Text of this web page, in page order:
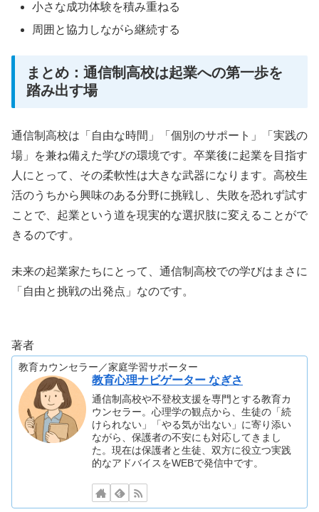
小さな成功体験を積み重ねる
周囲と協力しながら継続する
まとめ：通信制高校は起業への第一歩を
踏み出す場
通信制高校は「自由な時間」「個別のサポート」「実践の
場」を兼ね備えた学びの環境です。卒業後に起業を目指す
人にとって、その柔軟性は大きな武器になります。高校生
活のうちから興味のある分野に挑戦し、失敗を恐れず試す
ことで、起業という道を現実的な選択肢に変えることがで
きるのです。
未来の起業家たちにとって、通信制高校での学びはまさに
「自由と挑戦の出発点」なのです。
著者
教育カウンセラー／家庭学習サポーター
教育心理ナビゲーター なぎさ
通信制高校や不登校支援を専門とする教育カ
ウンセラー。心理学の観点から、生徒の「続
けられない」「やる気が出ない」に寄り添い
ながら、保護者の不安にも対応してきまし
た。現在は保護者と生徒、双方に役立つ実践
的なアドバイスをWEBで発信中です。